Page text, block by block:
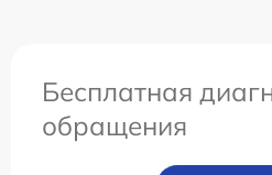
Бесплатная
обращения